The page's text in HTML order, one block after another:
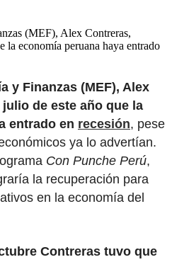
(MEF), Alex Contreras,
la economía peruana haya entrado
y Finanzas (MEF), Alex
de este año que la
entrado en recesión, pese
ya lo advertían.
Con Punche Perú,
la recuperación para
en la economía del
Contreras tuvo que